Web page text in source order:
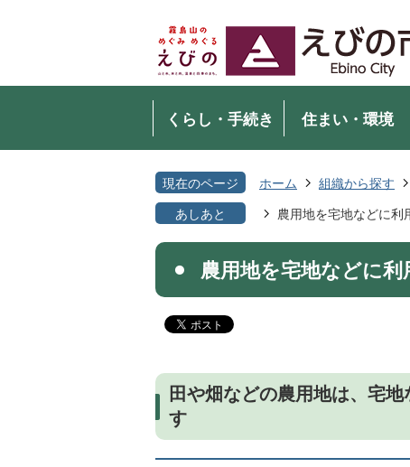
くらし・手続き 住まい・環境
現在のページ ホーム 組織から探す
あしあと
農用地を宅地などに利
農用地を宅地などに利
田や畑などの農用地は、宅
す